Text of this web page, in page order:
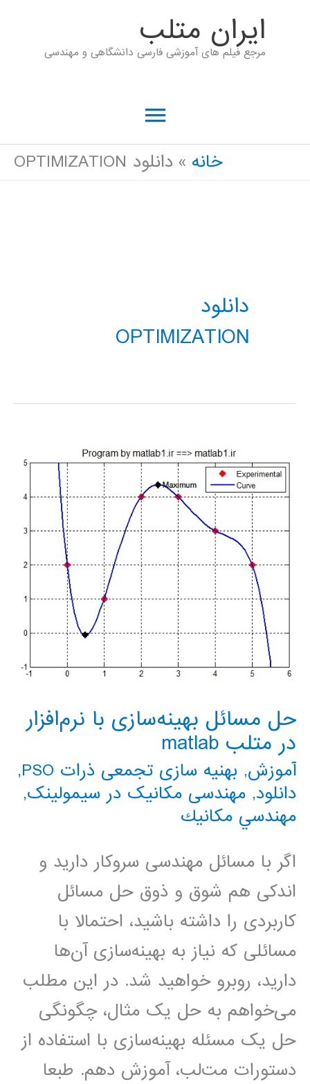
ايران متلب
مرجع فیلم های آموزشی فارسی دانشگاهی و مهندسی
فهرست
اصلی
خانه دانلود OPTIMIZATION
دانلود
OPTIMIZATION
حل مسائل بهینه‌سازی با نرم‌افزار
در متلب matlab
آموزش, بهنیه سازی تجمعی ذرات PSO
,
دانلود, مهندسی مکانیک در سیمولینک,
مهندسي مكانيك
اگر با مسائل مهندسی سروکار دارید و
اندکی هم شوق و ذوق حل مسائل
کاربردی را داشته باشید، احتمالا با
مسائلی که نیاز به بهینه‌سازی آن‌ها
دارید، روبرو خواهید شد. در این مطلب
می‌خواهم به حل یک مثال، چگونگی
حل یک مسئله بهینه‌سازی با استفاده از
دستورات مت‌لب، آموزش دهم. طبعا